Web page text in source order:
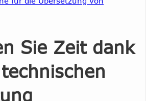
Sie Zeit dank